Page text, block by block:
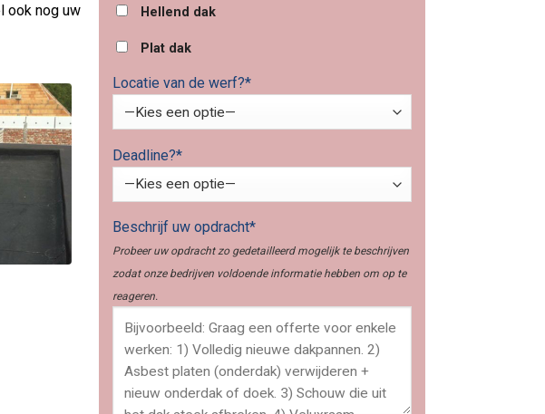
ook nog uw
Hellend dak
Plat dak
Locatie van de werf?*
Deadline?*
Beschrijf uw opdracht*
Probeer uw opdracht zo gedetailleerd mogelijk te beschrijven
zodat onze bedrijven voldoende informatie hebben om op te
reageren.